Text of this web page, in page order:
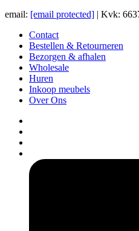
email: [email protected] | Kvk:
Contact
Bestellen & Retourneren
Bezorgen & afhalen
Wholesale
Huren
Inkoop meubels
Over Ons